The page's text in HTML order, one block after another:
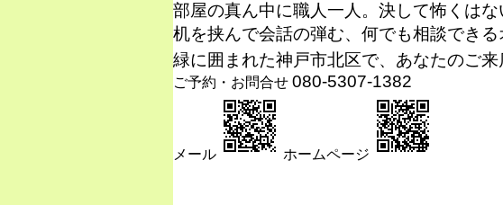
部屋の真ん中に職人一人。決して怖くはな
机を挟んで会話の弾む、何でも相談できる
緑に囲まれた神戸市北区で、あなたのご来
ご予約・お問合せ 080-5307-1382
メール ホームページ